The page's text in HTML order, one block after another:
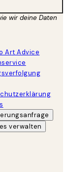
wir deine Daten
Art Advice
verwalten